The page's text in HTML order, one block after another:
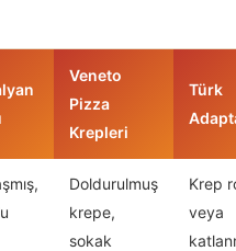
Veneto
Pizza
Krepleri
Türk
Doldurulmuş
krepe,
sokak
Krep
veya